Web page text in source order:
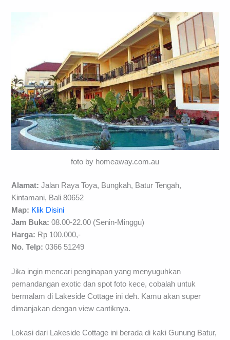
foto by homeaway.com.au
Alamat: Jalan Raya Toya, Bungkah, Batur Tengah,
Kintamani, Bali 80652
Map: Klik Disini
Jam Buka: 08.00-22.00 (Senin-Minggu)
Harga: Rp 100.000,-
No. Telp: 0366 51249
Jika ingin mencari penginapan yang menyuguhkan
pemandangan exotic dan spot foto kece, cobalah untuk
bermalam di Lakeside Cottage ini deh. Kamu akan super
dimanjakan dengan view cantiknya.
Lokasi dari Lakeside Cottage ini berada di kaki Gunung Batur,